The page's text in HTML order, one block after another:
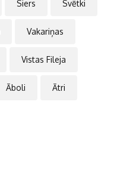
Siers Svētki
Vakariņas
Vistas Fileja
Āboli Ātri